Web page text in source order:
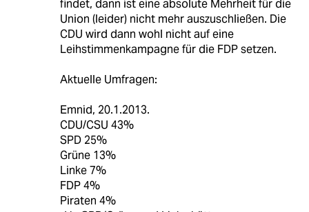
findet, dann ist eine absolute Mehrheit für die
Union (leider) nicht mehr auszuschließen. Die
CDU wird dann wohl nicht auf eine
Leihstimmenkampagne für die FDP setzen.
Aktuelle Umfragen:
Emnid, 20.1.2013.
CDU/CSU 43%
SPD 25%
Grüne 13%
Linke 7%
FDP 4%
Piraten 4%